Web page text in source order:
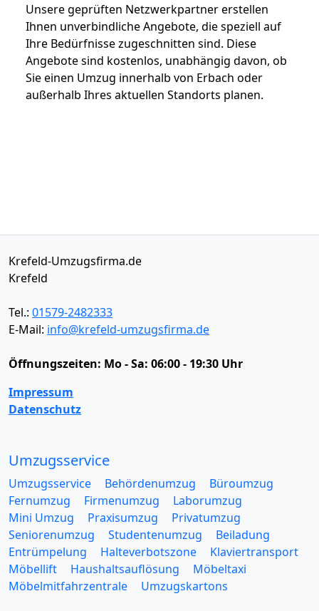
Unsere geprüften Netzwerkpartner erstellen
Ihnen unverbindliche Angebote, die speziell auf
Ihre Bedürfnisse zugeschnitten sind. Diese
Angebote sind kostenlos, unabhängig davon, ob
Sie einen Umzug innerhalb von Erbach oder
außerhalb Ihres aktuellen Standorts planen.
Krefeld-Umzugsfirma.de
Krefeld
Tel.: 01579-2482333
E-Mail: info@krefeld-umzugsfirma.de
Öffnungszeiten: Mo - Sa: 06:00 - 19:30 Uhr
Impressum
Datenschutz
Umzugsservice
Umzugsservice Behördenumzug
Büroumzug
Fernumzug
Firmenumzug
Laborumzug
Mini Umzug
Praxisumzug
Privatumzug
Seniorenumzug
Studentenumzug
Beiladung
Entrümpelung
Halteverbotszone
Klaviertransport
Möbellift
Haushaltsauflösung
Möbeltaxi
Möbelmitfahrzentrale
Umzugskartons